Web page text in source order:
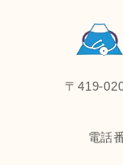
〒419-
電話